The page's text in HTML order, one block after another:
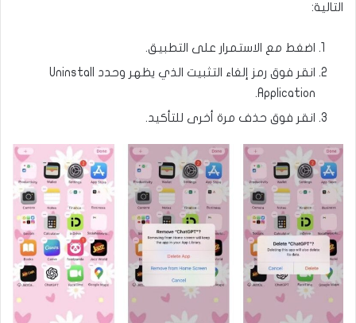
التالية:
اضغط مع الاستمرار على التطبيق.
انقر فوق رمز إلغاء التثبيت الذي يظهر وحدد Uninstall
Application.
انقر فوق حذف مرة أخرى للتأكيد.